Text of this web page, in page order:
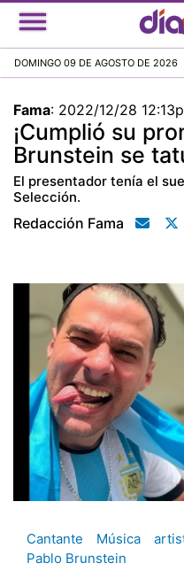
DOMINGO 09 DE AGOSTO DE 2026
Fama: 2022/12/28
¡Cumplió su
Brunstein se
El presentador tenía el
Selección.
Redacción Fama
Cantante Música
Pablo Brunstein